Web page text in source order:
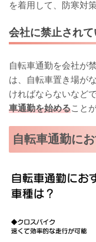
を着用して、防寒対
会社に禁止され
自転車通勤を会社が
は、自転車置き場が
ければならないなどで
車通勤を始めること
自転車通勤に